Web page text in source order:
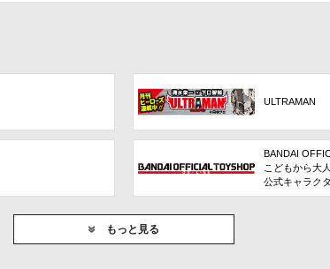
ULTRAMAN
BANDAI
こどもから大
公式キャラク
もっと見る